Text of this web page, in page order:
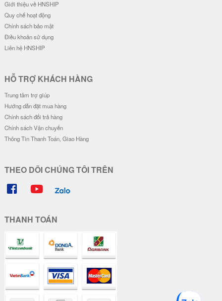
Giới thiệu về HNSHIP
Quy chế hoạt động
Chính sách bảo mật
Điều khoản sử dụng
Liên hệ HNSHIP
HỖ TRỢ KHÁCH HÀNG
Trung tâm trợ giúp
Hướng dẫn đặt mua hàng
Chính sách đổi trả hàng
Chính sách Vận chuyển
Thông Tin Thanh Toán, Giao Hàng
THEO DÕI CHÚNG TÔI TRÊN
THANH TOÁN